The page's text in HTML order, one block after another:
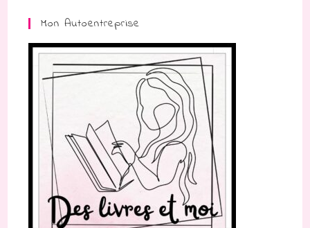
Mon Autoentreprise